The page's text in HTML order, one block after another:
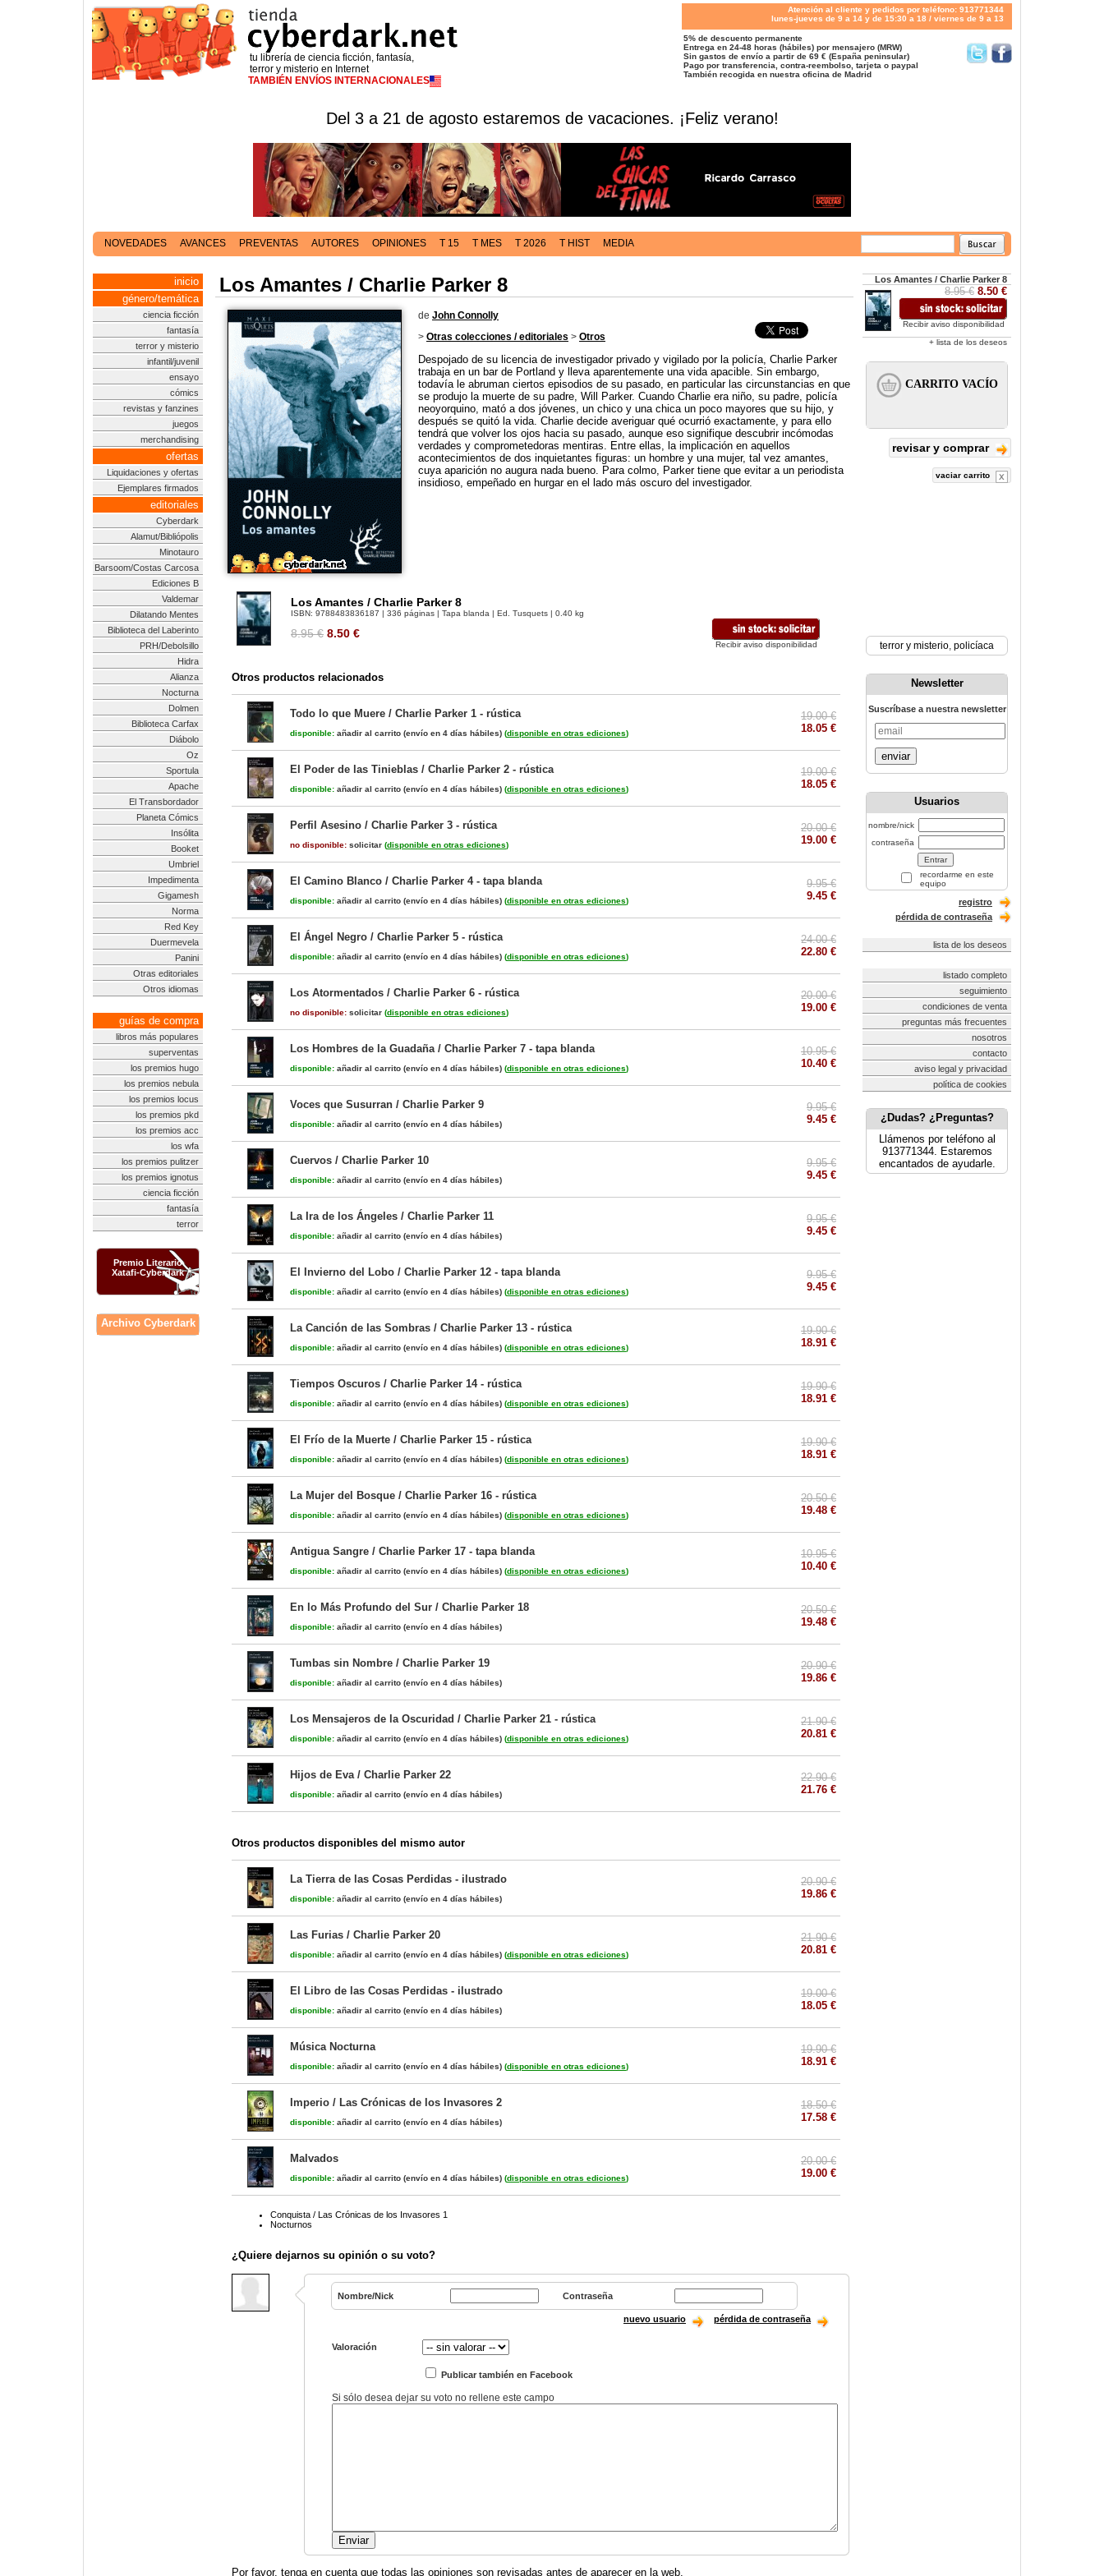
tu librería de ciencia ficción, fantasía,
terror y misterio en Internet
TAMBIÉN ENVÍOS INTERNACIONALES
Atención al cliente y pedidos por teléfono: 913771344
lunes-jueves de 9 a 14 y de 15:30 a 18 / viernes de 9 a 13
5% de descuento permanente
Entrega en 24-48 horas (hábiles) por mensajero (MRW)
Sin gastos de envío a partir de 69 € (España peninsular)
Pago por transferencia, contra-reembolso, tarjeta o paypal
También recogida en nuestra oficina de Madrid
Del 3 a 21 de agosto estaremos de vacaciones. ¡Feliz verano!
NOVEDADES AVANCES PREVENTAS AUTORES OPINIONES T 15 T MES T 2026 T HIST MEDIA
inicio
género/temática
ciencia ficción
fantasía
terror y misterio
infantil/juvenil
ensayo
cómics
revistas y fanzines
juegos
merchandising
ofertas
Liquidaciones y ofertas
Ejemplares firmados
editoriales
Cyberdark
Alamut/Bibliópolis
Minotauro
Barsoom/Costas Carcosa
Ediciones B
Valdemar
Dilatando Mentes
Biblioteca del Laberinto
PRH/Debolsillo
Hidra
Alianza
Nocturna
Dolmen
Biblioteca Carfax
Diábolo
Oz
Sportula
Apache
El Transbordador
Planeta Cómics
Insólita
Booket
Umbriel
Impedimenta
Gigamesh
Norma
Red Key
Duermevela
Panini
Otras editoriales
Otros idiomas
guías de compra
libros más populares
superventas
los premios hugo
los premios nebula
los premios locus
los premios pkd
los premios acc
los wfa
los premios pulitzer
los premios ignotus
ciencia ficción
fantasía
terror
Premio Literario
Xatafi-Cyberdark
Archivo Cyberdark
Los Amantes / Charlie Parker 8
de John Connolly
> Otras colecciones / editoriales > Otros
Despojado de su licencia de investigador privado y vigilado por la policía, Charlie Parker
trabaja en un bar de Portland y lleva aparentemente una vida apacible. Sin embargo,
todavía le abruman ciertos episodios de su pasado, en particular las circunstancias en que
se produjo la muerte de su padre, Will Parker. Cuando Charlie era niño, su padre, policía
neoyorquino, mató a dos jóvenes, un chico y una chica un poco mayores que su hijo, y
después se quitó la vida. Charlie decide averiguar qué ocurrió exactamente, y para ello
tendrá que volver los ojos hacia su pasado, aunque eso signifique descubrir incómodas
verdades y comprometedoras mentiras. Entre ellas, la implicación en aquellos
acontecimientos de dos inquietantes figuras: un hombre y una mujer, tal vez amantes,
cuya aparición no augura nada bueno. Para colmo, Parker tiene que evitar a un periodista
insidioso, empeñado en hurgar en el lado más oscuro del investigador.
Los Amantes / Charlie Parker 8
ISBN: 9788483836187 | 336 páginas | Tapa blanda | Ed. Tusquets | 0.40 kg
8.95 € 8.50 €
Recibir aviso disponibilidad
Otros productos relacionados
Todo lo que Muere / Charlie Parker 1 - rústica
disponible: añadir al carrito (envío en 4 días hábiles) (disponible en otras ediciones)
19.00 €
18.05 €
El Poder de las Tinieblas / Charlie Parker 2 - rústica
disponible: añadir al carrito (envío en 4 días hábiles) (disponible en otras ediciones)
19.00 €
18.05 €
Perfil Asesino / Charlie Parker 3 - rústica
no disponible: solicitar (disponible en otras ediciones)
20.00 €
19.00 €
El Camino Blanco / Charlie Parker 4 - tapa blanda
disponible: añadir al carrito (envío en 4 días hábiles) (disponible en otras ediciones)
9.95 €
9.45 €
El Ángel Negro / Charlie Parker 5 - rústica
disponible: añadir al carrito (envío en 4 días hábiles) (disponible en otras ediciones)
24.00 €
22.80 €
Los Atormentados / Charlie Parker 6 - rústica
no disponible: solicitar (disponible en otras ediciones)
20.00 €
19.00 €
Los Hombres de la Guadaña / Charlie Parker 7 - tapa blanda
disponible: añadir al carrito (envío en 4 días hábiles) (disponible en otras ediciones)
10.95 €
10.40 €
Voces que Susurran / Charlie Parker 9
disponible: añadir al carrito (envío en 4 días hábiles)
9.95 €
9.45 €
Cuervos / Charlie Parker 10
disponible: añadir al carrito (envío en 4 días hábiles)
9.95 €
9.45 €
La Ira de los Ángeles / Charlie Parker 11
disponible: añadir al carrito (envío en 4 días hábiles)
9.95 €
9.45 €
El Invierno del Lobo / Charlie Parker 12 - tapa blanda
disponible: añadir al carrito (envío en 4 días hábiles) (disponible en otras ediciones)
9.95 €
9.45 €
La Canción de las Sombras / Charlie Parker 13 - rústica
disponible: añadir al carrito (envío en 4 días hábiles) (disponible en otras ediciones)
19.90 €
18.91 €
Tiempos Oscuros / Charlie Parker 14 - rústica
disponible: añadir al carrito (envío en 4 días hábiles) (disponible en otras ediciones)
19.90 €
18.91 €
El Frío de la Muerte / Charlie Parker 15 - rústica
disponible: añadir al carrito (envío en 4 días hábiles) (disponible en otras ediciones)
19.90 €
18.91 €
La Mujer del Bosque / Charlie Parker 16 - rústica
disponible: añadir al carrito (envío en 4 días hábiles) (disponible en otras ediciones)
20.50 €
19.48 €
Antigua Sangre / Charlie Parker 17 - tapa blanda
disponible: añadir al carrito (envío en 4 días hábiles) (disponible en otras ediciones)
10.95 €
10.40 €
En lo Más Profundo del Sur / Charlie Parker 18
disponible: añadir al carrito (envío en 4 días hábiles)
20.50 €
19.48 €
Tumbas sin Nombre / Charlie Parker 19
disponible: añadir al carrito (envío en 4 días hábiles)
20.90 €
19.86 €
Los Mensajeros de la Oscuridad / Charlie Parker 21 - rústica
disponible: añadir al carrito (envío en 4 días hábiles) (disponible en otras ediciones)
21.90 €
20.81 €
Hijos de Eva / Charlie Parker 22
disponible: añadir al carrito (envío en 4 días hábiles)
22.90 €
21.76 €
Otros productos disponibles del mismo autor
La Tierra de las Cosas Perdidas - ilustrado
disponible: añadir al carrito (envío en 4 días hábiles)
20.90 €
19.86 €
Las Furias / Charlie Parker 20
disponible: añadir al carrito (envío en 4 días hábiles) (disponible en otras ediciones)
21.90 €
20.81 €
El Libro de las Cosas Perdidas - ilustrado
disponible: añadir al carrito (envío en 4 días hábiles)
19.00 €
18.05 €
Música Nocturna
disponible: añadir al carrito (envío en 4 días hábiles) (disponible en otras ediciones)
19.90 €
18.91 €
Imperio / Las Crónicas de los Invasores 2
disponible: añadir al carrito (envío en 4 días hábiles)
18.50 €
17.58 €
Malvados
disponible: añadir al carrito (envío en 4 días hábiles) (disponible en otras ediciones)
20.00 €
19.00 €
Conquista / Las Crónicas de los Invasores 1
Nocturnos
¿Quiere dejarnos su opinión o su voto?
Nombre/Nick Contraseña
nuevo usuario pérdida de contraseña
Valoración
Publicar también en Facebook
Si sólo desea dejar su voto no rellene este campo
Por favor, tenga en cuenta que todas las opiniones son revisadas antes de aparecer en la web.
Los Amantes / Charlie Parker 8
8.95 € 8.50 €
Recibir aviso disponibilidad
+ lista de los deseos
revisar y comprar
vaciar carrito
terror y misterio, policíaca
Newsletter
Suscríbase a nuestra newsletter
enviar
Usuarios
nombre/nick
contraseña
recordarme en este
equipo
registro
pérdida de contraseña
lista de los deseos
listado completo
seguimiento
condiciones de venta
preguntas más frecuentes
nosotros
contacto
aviso legal y privacidad
política de cookies
¿Dudas? ¿Preguntas?
Llámenos por teléfono al
913771344. Estaremos
encantados de ayudarle.